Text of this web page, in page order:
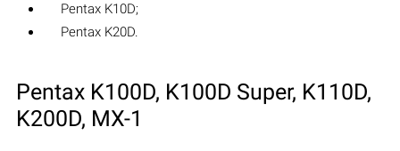
Pentax K10D;
Pentax K20D.
Pentax K100D, K100D Super, K110D,
K200D, MX-1